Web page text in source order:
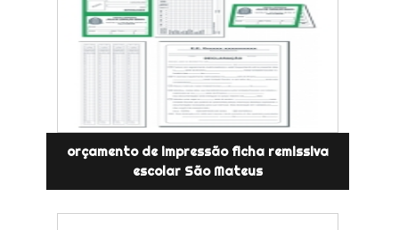
orçamento de impressão ficha remissiva
escolar São Mateus